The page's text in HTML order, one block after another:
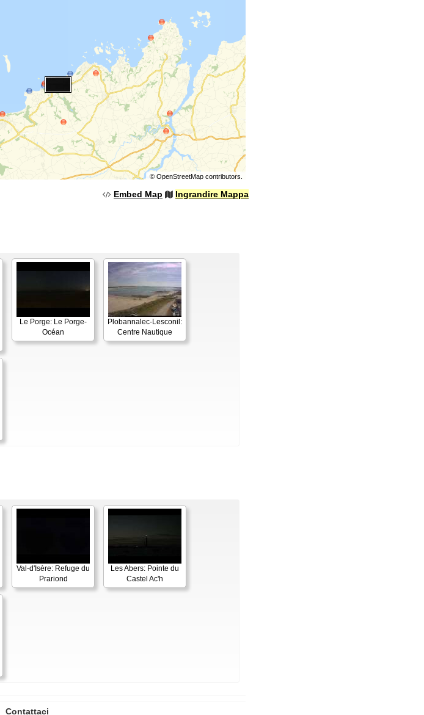
© OpenStreetMapcontributors.
Embed Map Ingrandire Mappa
Le Porge: Le Porge-
Océan
Plobannalec-Lesconil:
Centre Nautique
Val-d'Isère: Refuge du
Prariond
Les Abers: Pointe du
Castel Ac'h
Contattaci